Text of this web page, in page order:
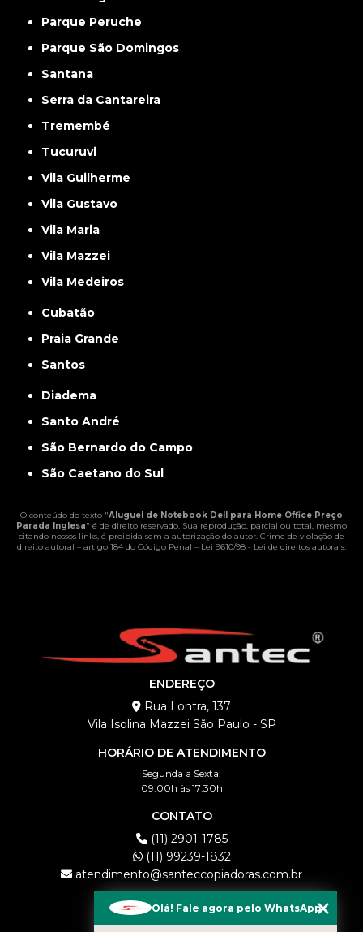
Parque Peruche
Parque São Domingos
Santana
Serra da Cantareira
Tremembé
Tucuruvi
Vila Guilherme
Vila Gustavo
Vila Maria
Vila Mazzei
Vila Medeiros
Cubatão
Praia Grande
Santos
Diadema
Santo André
São Bernardo do Campo
São Caetano do Sul
O conteúdo do texto "Aluguel de Notebook Dell para Home Office Preço
Parada Inglesa" é de direito reservado. Sua reprodução, parcial ou total, mesmo
citando nossos links, é proibida sem a autorização do autor. Crime de violação de
direito autoral – artigo 184 do Código Penal – Lei 9610/98 - Lei de direitos autorais.
ENDEREÇO
Rua Lontra, 137
Vila Isolina Mazzei São Paulo - SP
HORÁRIO DE ATENDIMENTO
Segunda a Sexta:
09:00h às 17:30h
CONTATO
(11) 2901-1785
(11) 99239-1832
atendimento@santeccopiadoras.com.br
MENU
HOME
Olá! Fale agora pelo WhatsApp